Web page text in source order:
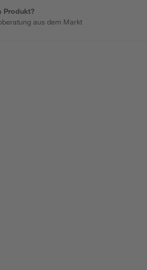
Produkt?
aus dem Markt